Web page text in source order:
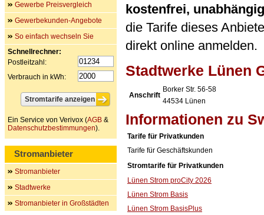
kostenfrei,
die Tarife dieses
direkt online anmelden.
Stadtwerke Lünen
Anschrift
Borker Str. 56-58
44534 Lünen
Informationen zu
Tarife für Privatkunden
Tarife für Geschäftskunden
Stromtarife für Privatkunden
Lünen Strom proCity 2026
Lünen Strom Basis
Lünen Strom BasisPlus
Gewerbe Preisvergleich
Gewerbekunden-Angebote
So einfach wechseln Sie
Schnellrechner:
Postleitzahl:
Verbrauch in kWh:
Ein Service von Verivox (AGB &
Datenschutzbestimmungen).
Stromanbieter
Stromanbieter
Stadtwerke
Stromanbieter in Großstädten